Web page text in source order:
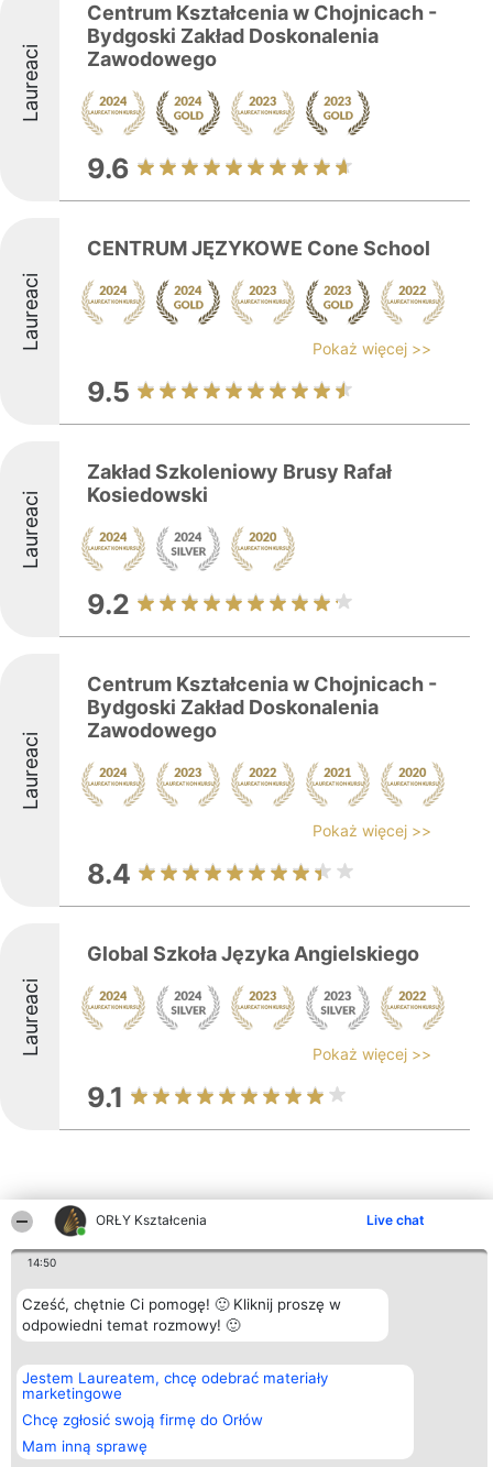
ORŁY Kształcenia Live chat
14:50
Cześć, chętnie Ci pomogę! 🙂 Kliknij proszę w
odpowiedni temat rozmowy! 🙂
Jestem Laureatem, chcę odebrać materiały
marketingowe
Chcę zgłosić swoją firmę do Orłów
Mam inną sprawę
Laureaci
Centrum Kształcenia w Chojnicach -
Bydgoski Zakład Doskonalenia
Zawodowego
9.6
Laureaci
CENTRUM JĘZYKOWE Cone School
Pokaż więcej >>
9.5
Laureaci
Zakład Szkoleniowy Brusy Rafał
Kosiedowski
9.2
Laureaci
Centrum Kształcenia w Chojnicach -
Bydgoski Zakład Doskonalenia
Zawodowego
Pokaż więcej >>
8.4
Laureaci
Global Szkoła Języka Angielskiego
Pokaż więcej >>
9.1
Inne firmy z województwa
Organizator plebiscytu
Bright Side Solutions sp. z o.
ul. Ruska 22
Wrocław 50-079
KRS 0000749100 | Regon
381313360 | NIP 8943132676
Plebiscyt
Laureaci
wszystkich
Laureatów
Regulamin